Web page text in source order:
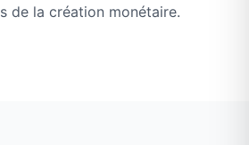
de la création monétaire.